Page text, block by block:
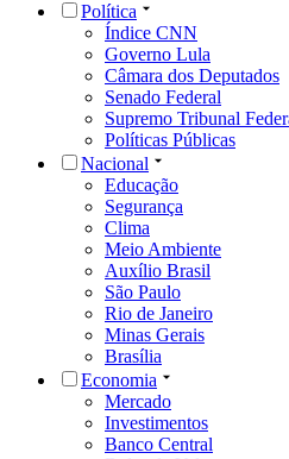
Política
Índice CNN
Governo Lula
Câmara dos Deputados
Senado Federal
Supremo Tribunal
Políticas Públicas
Nacional
Educação
Segurança
Clima
Meio Ambiente
Auxílio Brasil
São Paulo
Rio de Janeiro
Minas Gerais
Brasília
Economia
Mercado
Investimentos
Banco Central